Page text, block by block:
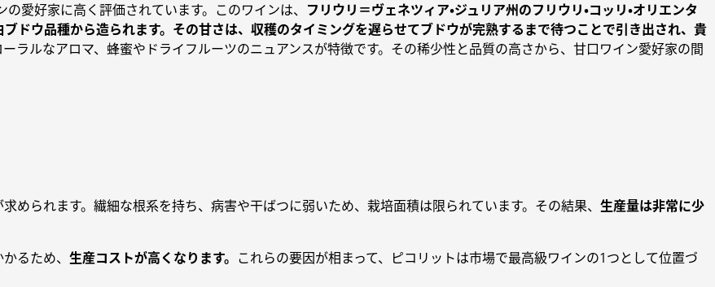
の愛好家に高く評価されています。このワインは、 フリウリ＝ヴェネツィア・ジュリア州のフリウリ・コッリ・オリエンタ
ドウ品種から造られます。その甘さは、収穫のタイミングを遅らせてブドウが完熟するまで待つことで引き出され、貴
ラルなアロマ、蜂蜜やドライフルーツのニュアンスが特徴です。その稀少性と品質の高さから、甘口ワイン愛好家の間
められます。繊細な根系を持ち、病害や干ばつに弱いため、栽培面積は限られています。その結果、 生産量は非常に少
るため、 生産コストが高くなります。 これらの要因が相まって、ピコリットは市場で最高級ワインの1つとして位置づ